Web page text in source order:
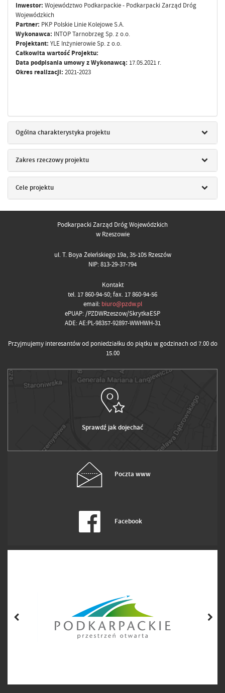
Inwestor: Województwo Podkarpackie - Podkarpacki Zarząd Dróg
Wojewódzkich
Partner: PKP Polskie Linie Kolejowe S.A.
Wykonawca: INTOP Tarnobrzeg Sp. z o.o.
Projektant: YLE Inżynierowie Sp. z o.o.
Całkowita wartość Projektu:
Data podpisania umowy z Wykonawcą: 17.05.2021 r.
Okres realizacji: 2021-2023
Ogólna charakterystyka projektu
Zakres rzeczowy projektu
Cele projektu
Podkarpacki Zarząd Dróg Wojewódzkich
w Rzeszowie
ul. T. Boya Żeleńskiego 19a, 35-105 Rzeszów
NIP: 813-29-37-794
Kontakt
tel. 17 860-94-50; fax. 17 860-94-56
email: biuro@pzdw.pl
ePUAP: /PZDWRzeszow/SkrytkaESP
ADE: AE:PL-98357-92897-WWHWH-31
Przyjmujemy interesantów od poniedziałku do piątku w godzinach od 7.00 do
15.00
Sprawdź jak dojechać
Poczta www
Facebook